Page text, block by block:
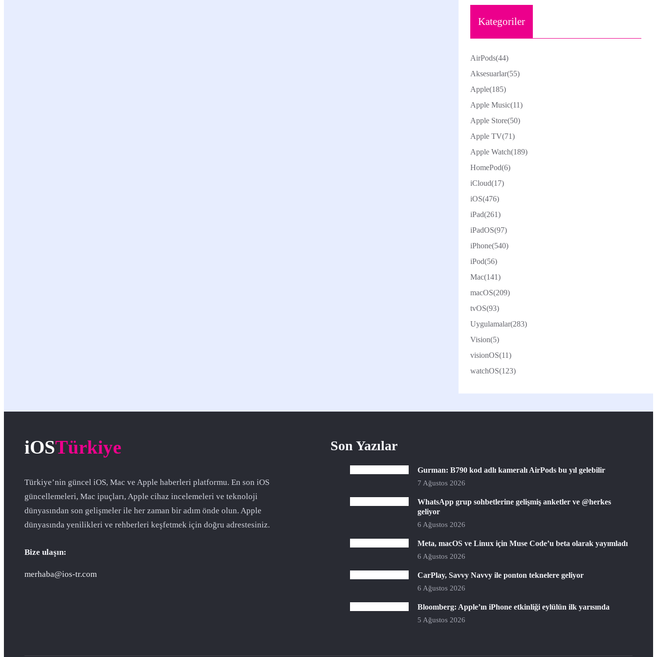
Kategoriler
AirPods(44)
Aksesuarlar(55)
Apple(185)
Apple Music(11)
Apple Store(50)
Apple TV(71)
Apple Watch(189)
HomePod(6)
iCloud(17)
iOS(476)
iPad(261)
iPadOS(97)
iPhone(540)
iPod(56)
Mac(141)
macOS(209)
tvOS(93)
Uygulamalar(283)
Vision(5)
visionOS(11)
watchOS(123)
iOSTürkiye
Türkiye’nin güncel iOS, Mac ve Apple haberleri platformu. En son iOS
güncellemeleri, Mac ipuçları, Apple cihaz incelemeleri ve teknoloji
dünyasından son gelişmeler ile her zaman bir adım önde olun. Apple
dünyasında yenilikleri ve rehberleri keşfetmek için doğru adrestesiniz.
Bize ulaşın:
merhaba@ios-tr.com
Son Yazılar
Gurman: B790 kod adlı kameralı AirPods bu yıl gelebilir
7 Ağustos 2026
WhatsApp grup sohbetlerine gelişmiş anketler ve @herkes
geliyor
6 Ağustos 2026
Meta, macOS ve Linux için Muse Code’u beta olarak yayımladı
6 Ağustos 2026
CarPlay, Savvy Navvy ile ponton teknelere geliyor
6 Ağustos 2026
Bloomberg: Apple’ın iPhone etkinliği eylülün ilk yarısında
5 Ağustos 2026